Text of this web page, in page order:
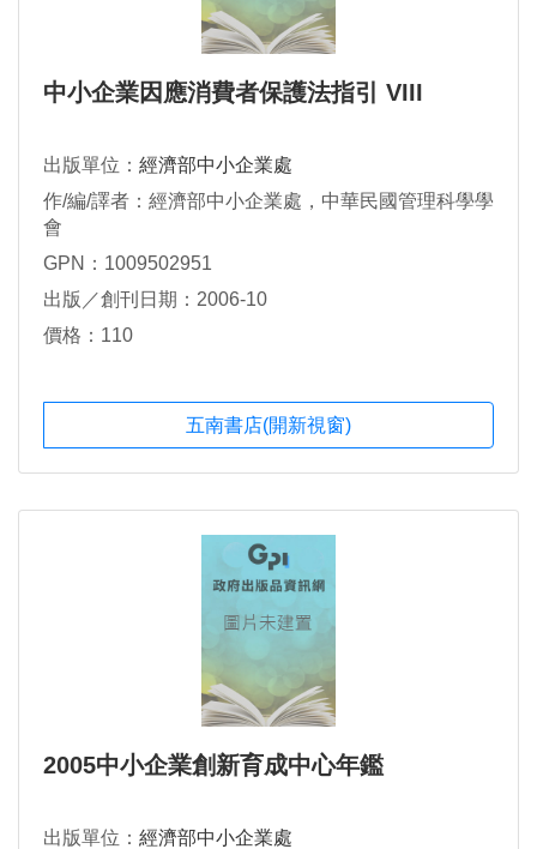
中小企業因應消費者保護法指引 VIII
出版單位： 經濟部中小企業處
作/編/譯者：經濟部中小企業處，中華民國管理科學學
會
GPN：1009502951
出版／創刊日期：2006-10
價格：110
五南書店(開新視窗)
2005中小企業創新育成中心年鑑
出版單位： 經濟部中小企業處